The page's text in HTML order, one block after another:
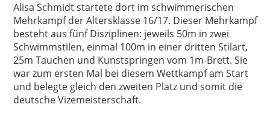
Alisa Schmidt startete dort im schwimmerischen
Mehrkampf der Altersklasse 16/17. Dieser Mehrkampf
besteht aus fünf Disziplinen: jeweils 50m in zwei
Schwimmstilen, einmal 100m in einer dritten Stilart,
25m Tauchen und Kunstspringen vom 1m-Brett. Sie
war zum ersten Mal bei diesem Wettkampf am Start
und belegte gleich den zweiten Platz und somit die
deutsche Vizemeisterschaft.